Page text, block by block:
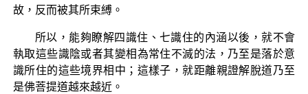
故，反而被其所束縛。
所以，能夠瞭解四識住、七識住的內涵以後，就不會
執取這些識陰或者其變相為常住不滅的法，乃至是落於意
識所住的這些境界相中；這樣子，就距離親證解脫道乃至
是佛菩提道越來越近。